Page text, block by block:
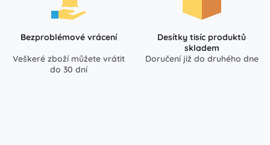
Bezproblémové vrácení
Veškeré zboží můžete vrátit
do 30 dní
Desítky tisíc produktů
skladem
Doručení již do druhého dne